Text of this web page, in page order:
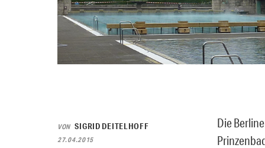
VON SIGRID DEITELHOFF
27.04.2015
Die